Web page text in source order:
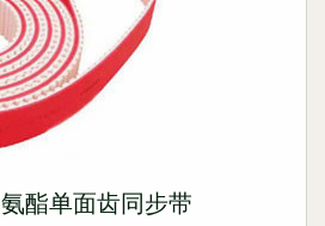
酯单面齿同步带